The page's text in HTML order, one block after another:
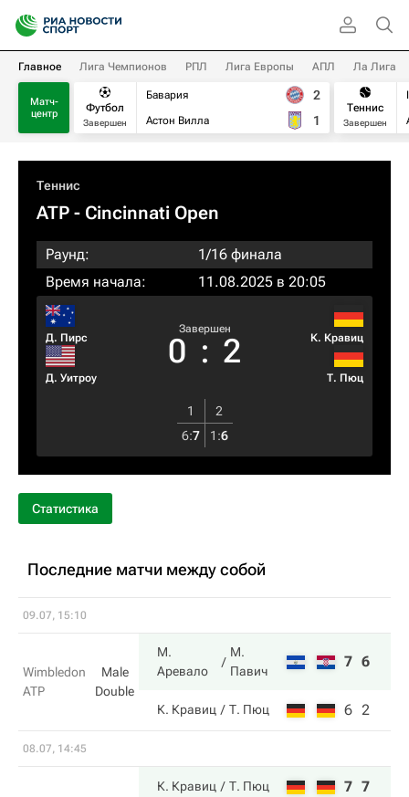
Главное Лига Чемпионов РПЛ Лига Европы АПЛ Ла Лига
Матч-
центр
Футбол
Завершен
Бавария
Астон Вилла
2
1
Теннис
Завершен
Теннис
ATP - Cincinnati Open
Раунд:
1/16 финала
Время начала:
11.08.2025 в 20:05
Д. Пирс
Д. Уитроу
Завершен
0 : 2 К. Кравиц
Т. Пюц
1
2
6:7 1 :6
Статистика
Последние матчи между собой
09.07, 15:10
Wimbledon
ATP
Male
Double
М.
Аревало
М.
Павич
7 6
К. Кравиц Т. Пюц 6 2
08.07, 14:45
К. Кравиц Т. Пюц 7 7